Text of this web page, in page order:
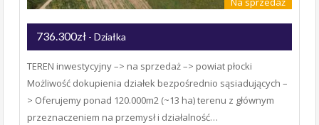
736.300zł - Działka
TEREN inwestycyjny –> na sprzedaż –> powiat płocki
Możliwość dokupienia działek bezpośrednio sąsiadujących –
> Oferujemy ponad 120.000m2 (~13 ha) terenu z głównym
przeznaczeniem na przemysł i działalność…